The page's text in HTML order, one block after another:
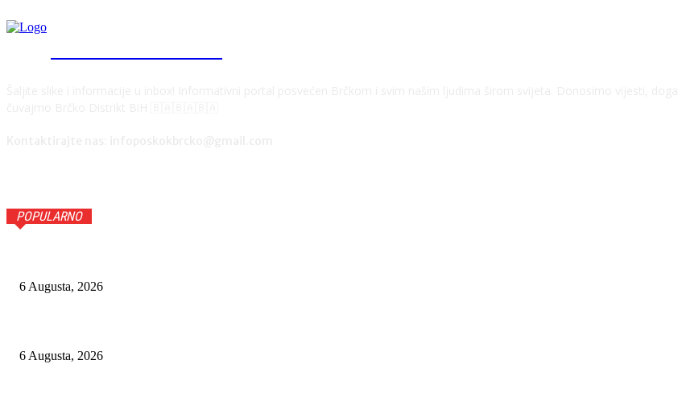
POPULARNO
6 Augusta, 2026
6 Augusta, 2026